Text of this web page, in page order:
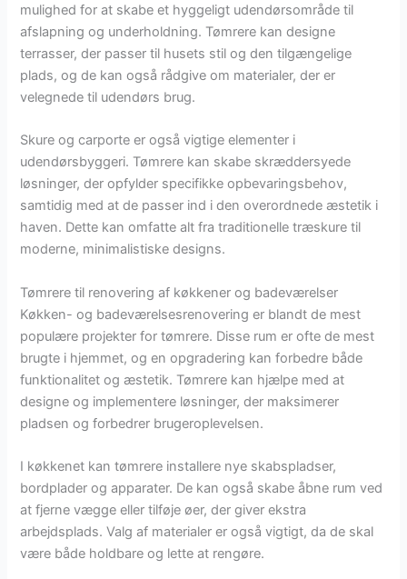
mulighed for at skabe et hyggeligt udendørsområde til
afslapning og underholdning. Tømrere kan designe
terrasser, der passer til husets stil og den tilgængelige
plads, og de kan også rådgive om materialer, der er
velegnede til udendørs brug.
Skure og carporte er også vigtige elementer i
udendørsbyggeri. Tømrere kan skabe skræddersyede
løsninger, der opfylder specifikke opbevaringsbehov,
samtidig med at de passer ind i den overordnede æstetik i
haven. Dette kan omfatte alt fra traditionelle træskure til
moderne, minimalistiske designs.
Tømrere til renovering af køkkener og badeværelser
Køkken- og badeværelsesrenovering er blandt de mest
populære projekter for tømrere. Disse rum er ofte de mest
brugte i hjemmet, og en opgradering kan forbedre både
funktionalitet og æstetik. Tømrere kan hjælpe med at
designe og implementere løsninger, der maksimerer
pladsen og forbedrer brugeroplevelsen.
I køkkenet kan tømrere installere nye skabspladser,
bordplader og apparater. De kan også skabe åbne rum ved
at fjerne vægge eller tilføje øer, der giver ekstra
arbejdsplads. Valg af materialer er også vigtigt, da de skal
være både holdbare og lette at rengøre.